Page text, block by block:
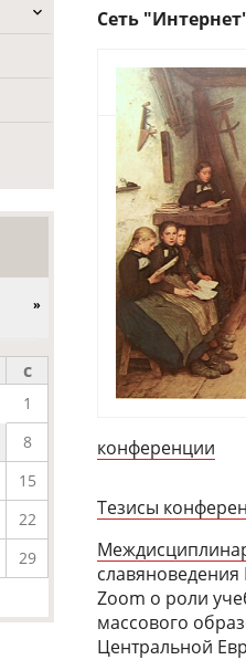
»
с
1
8
15
22
29
Сеть
конференции
Тезисы
Zoom о роли
массового
Центральной